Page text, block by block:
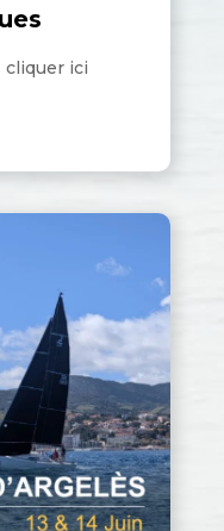
cliquer ici